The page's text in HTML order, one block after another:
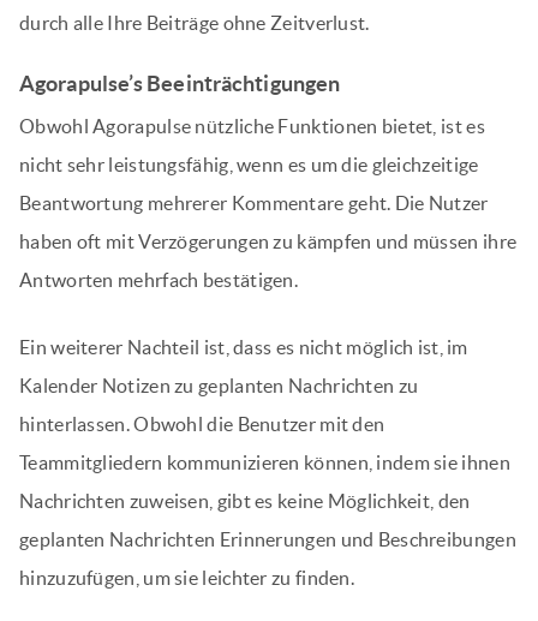
durch alle Ihre Beiträge ohne Zeitverlust.
Agorapulse’s Beeinträchtigungen
Obwohl Agorapulse nützliche Funktionen bietet, ist es
nicht sehr leistungsfähig, wenn es um die gleichzeitige
Beantwortung mehrerer Kommentare geht. Die Nutzer
haben oft mit Verzögerungen zu kämpfen und müssen ihre
Antworten mehrfach bestätigen.
Ein weiterer Nachteil ist, dass es nicht möglich ist, im
Kalender Notizen zu geplanten Nachrichten zu
hinterlassen. Obwohl die Benutzer mit den
Teammitgliedern kommunizieren können, indem sie ihnen
Nachrichten zuweisen, gibt es keine Möglichkeit, den
geplanten Nachrichten Erinnerungen und Beschreibungen
hinzuzufügen, um sie leichter zu finden.